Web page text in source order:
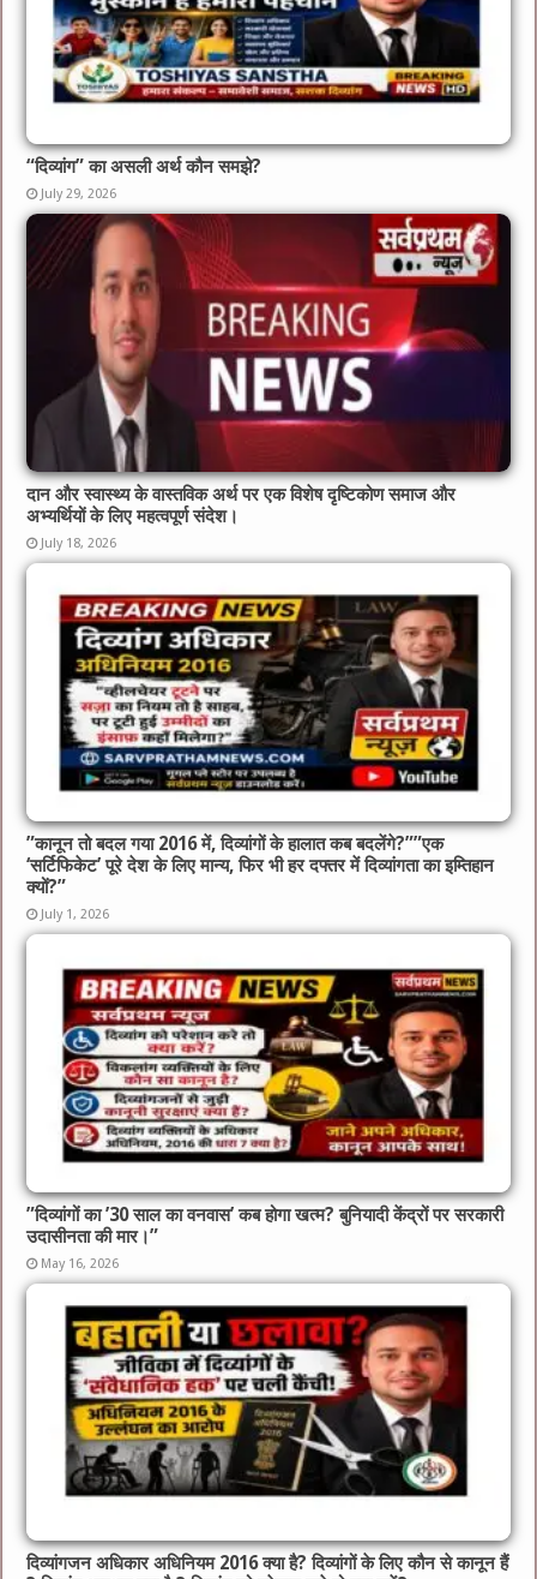
“दिव्यांग” का असली अर्थ कौन समझे?
July 29, 2026
दान और स्वास्थ्य के वास्तविक अर्थ पर एक विशेष दृष्टिकोण समाज और
अभ्यर्थियों के लिए महत्वपूर्ण संदेश।
July 18, 2026
​”कानून तो बदल गया 2016 में, दिव्यांगों के हालात कब बदलेंगे?”​”एक
‘सर्टिफिकेट’ पूरे देश के लिए मान्य, फिर भी हर दफ्तर में दिव्यांगता का इम्तिहान
क्यों?”
July 1, 2026
​”दिव्यांगों का ’30 साल का वनवास’ कब होगा खत्म? बुनियादी केंद्रों पर सरकारी
उदासीनता की मार।”
May 16, 2026
दिव्यांगजन अधिकार अधिनियम 2016 क्या है? दिव्यांगों के लिए कौन से कानून हैं